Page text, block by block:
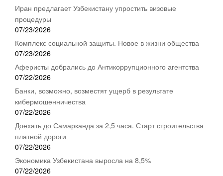
Иран предлагает Узбекистану упростить визовые
процедуры
07/23/2026
Комплекс социальной защиты. Новое в жизни общества
07/23/2026
Аферисты добрались до Антикоррупционного агентства
07/22/2026
Банки, возможно, возместят ущерб в результате
кибермошенничества
07/22/2026
Доехать до Самарканда за 2,5 часа. Старт строительства
платной дороги
07/22/2026
Экономика Узбекистана выросла на 8,5%
07/22/2026